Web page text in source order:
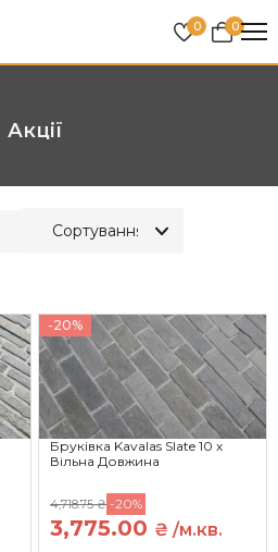
0 0
Акції
-20%
Бруківка Kavalas Slate 10 x
Вільна Довжина
4,718.75 ₴ -20%
3,775.00 ₴ /м.кв.